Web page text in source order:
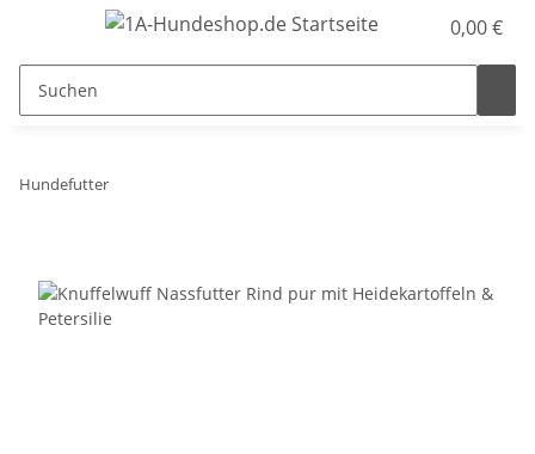
0,00 €
Hundefutter